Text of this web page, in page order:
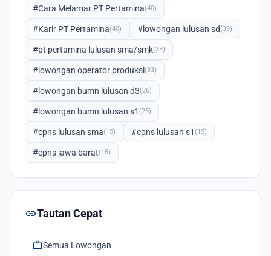
#Cara Melamar PT Pertamina(40)
#Karir PT Pertamina(40) #lowongan lulusan sd(39)
#pt pertamina lulusan sma/smk(38)
#lowongan operator produksi(33)
#lowongan bumn lulusan d3(26)
#lowongan bumn lulusan s1 (25)
#cpns lulusan sma(15) #cpns lulusan s1 (15)
#cpns jawa barat(15)
linkTautan Cepat
workSemua Lowongan